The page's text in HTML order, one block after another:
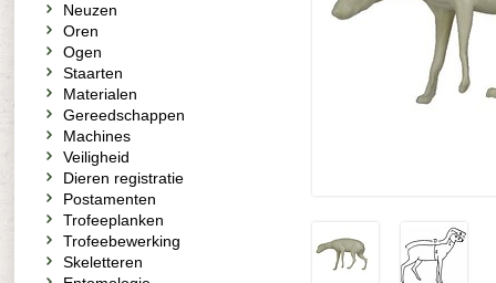
Neuzen
Oren
Ogen
Staarten
Materialen
Gereedschappen
Machines
Veiligheid
Dieren registratie
Postamenten
Trofeeplanken
Trofeebewerking
Skeletteren